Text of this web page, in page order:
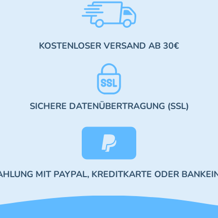
KOSTENLOSER VERSAND AB 30€
SICHERE DATENÜBERTRAGUNG (SSL)
MIT PAYPAL, KREDITKARTE ODER